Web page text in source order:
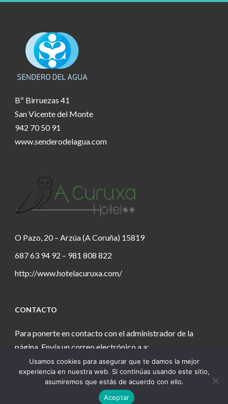
Bº Birruezas 41
San Vicente del Monte
942 70 50 91
www.senderodelagua.com
O Pazo, 20 – Arzúa (A Coruña) 15819
687 63 94 92 – 981 808 822
http://www.hotelacuruxa.com/
CONTACTO
Para ponerte en contacto con el administrador de la
página. Envía un correo electrónico a a:
estanochetecuento@gmail.com
Usamos cookies para asegurar que te damos la mejor
experiencia en nuestra web. Si continúas usando este sitio,
asumiremos que estás de acuerdo con ello.
Aceptar